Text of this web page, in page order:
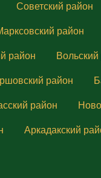
Советский район
район
район
район
район
Аркадакский